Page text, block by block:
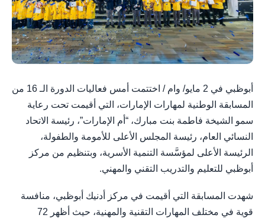
أبوظبي في 2 مايو/ وام / اختتمت أمس فعاليات الدورة الـ 16 من
المسابقة الوطنية لمهارات الإمارات، التي أقيمت تحت رعاية
سمو الشيخة فاطمة بنت مبارك، “أم الإمارات”، رئيسة الاتحاد
النسائي العام، رئيسة المجلس الأعلى للأمومة والطفولة،
الرئيسة الأعلى لمؤسَّسة التنمية الأسرية، وبتنظيم من مركز
أبوظبي للتعليم والتدريب التقني والمهني.
شهدت المسابقة التي أقيمت في مركز أدنيك أبوظبي، منافسة
قوية في مختلف المهارات التقنية والمهنية، حيث أظهر 72